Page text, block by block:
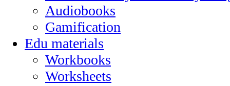
Audiobooks
Gamification
Edu materials
Workbooks
Worksheets